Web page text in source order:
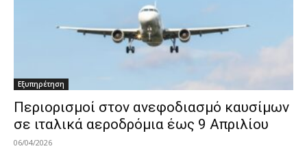
Εξυπηρέτηση
Περιορισμοί στον ανεφοδιασμό καυσίμων
σε ιταλικά αεροδρόμια έως 9 Απριλίου
06/04/2026